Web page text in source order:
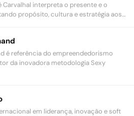
Carvalhal interpreta o presente e o
propósito, cultura e estratégia aos
é referência do empreendedorismo
da inovadora metodologia Sexy
em liderança, inovação e soft